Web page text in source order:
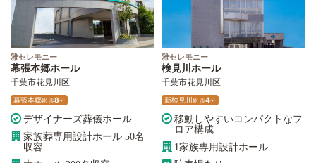
雅セレモニー
幕張本郷ホール
千葉市花見川区
幕張本郷駅歩8分
デザイナーズ葬儀ホール
家族葬専用設計ホール 50名
収容
雅セレモニー
検見川ホール
千葉市花見川区
新検見川駅歩4分
移動しやすいコンパクトなフ
ロア構成
1家族専用設計ホール